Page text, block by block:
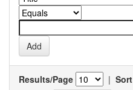
Results/Page |